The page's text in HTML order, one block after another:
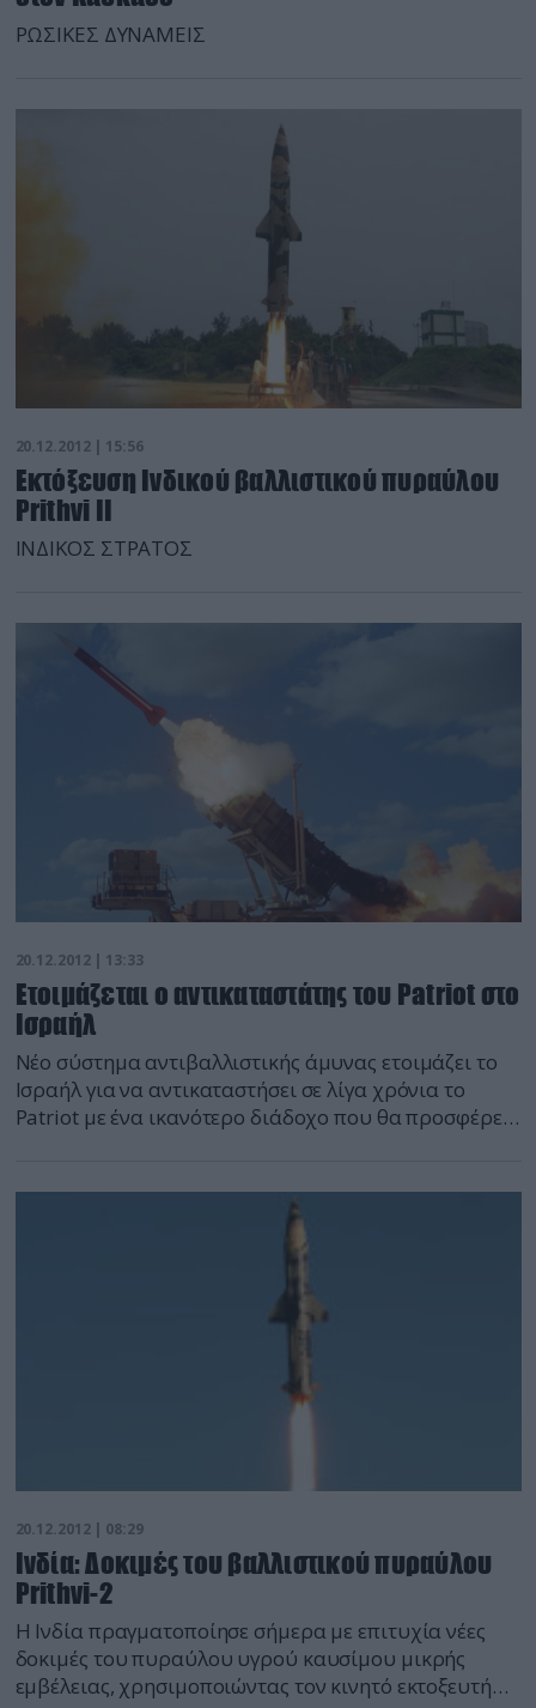
ΡΩΣΙΚΕΣ ΔΥΝΑΜΕΙΣ
20.12.2012 | 15:56
Εκτόξευση Ινδικού βαλλιστικού πυραύλου
Prithvi II
ΙΝΔΙΚΟΣ ΣΤΡΑΤΟΣ
20.12.2012 | 13:33
Ετοιμάζεται ο αντικαταστάτης του Patriot στο
Ισραήλ
Νέο σύστημα αντιβαλλιστικής άμυνας ετοιμάζει το
Ισραήλ για να αντικαταστήσει σε λίγα χρόνια το
Patriot με ένα ικανότερο διάδοχο που θα προσφέρει
πυράυλους του Ιράν. Πρόκειται για το σύστημα
David’s Sling ή σε μετάφραση «Σφεντόνα του Δαβίδ»
το βρίσκεται ήδη σε ανάπτυξη και […]
20.12.2012 | 08:29
Ινδία: Δοκιμές του βαλλιστικού πυραύλου
Prithvi-2
Η Ινδία πραγματοποίησε σήμερα με επιτυχία νέες
δοκιμές του πυραύλου υγρού καυσίμου μικρής
εμβέλειας, χρησιμοποιώντας τον κινητό εκτοξευτή